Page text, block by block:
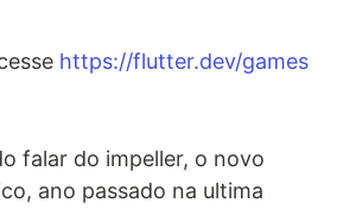
https://flutter.dev/games
falar do impeller, o novo
ano passado na ultima